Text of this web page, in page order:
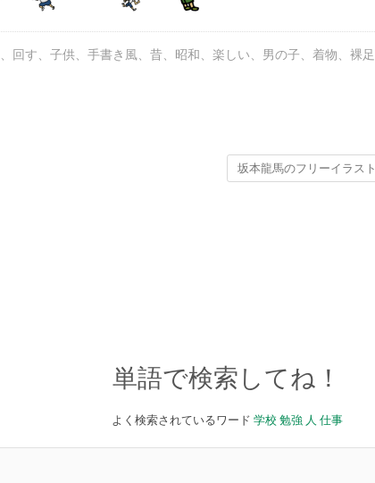
、 回す、 子供、 手書き風、 昔、 昭和、 楽しい、 男の子、 着物、 裸足
坂本龍馬のフリーイラスト
単語で検索してね！
よく検索されているワード 学校 勉強 人 仕事